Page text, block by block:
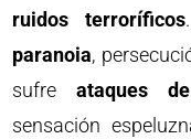
ruidos terroríficos
paranoia,
sufreataques
sensación